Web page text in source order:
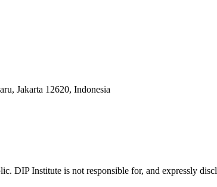
Jakarta 12620, Indonesia
DIP Institute is not responsible for, and expressly